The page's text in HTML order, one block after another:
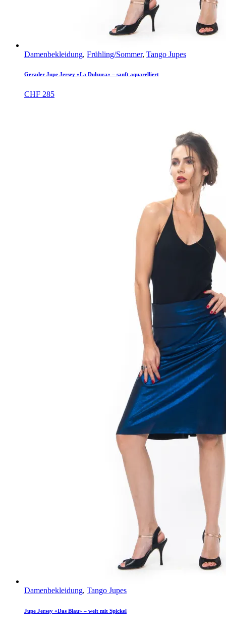
Damenbekleidung, Frühling/Sommer, Tango Jupes
Gerader Jupe Jersey «La Dulzura» – sanft aquarelliert
CHF 285
Damenbekleidung, Tango Jupes
Jupe Jersey «Das Blau» – weit mit Spickel